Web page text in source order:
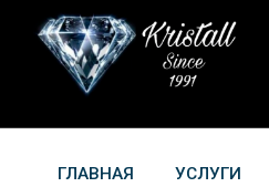
ГЛАВНАЯ УСЛУГИ